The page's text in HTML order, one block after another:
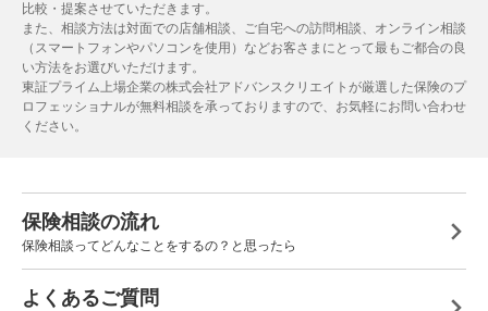
比較・提案させていただきます。
また、相談方法は対面での店舗相談、ご自宅への訪問相談、オンライン相談
（スマートフォンやパソコンを使用）などお客さまにとって最もご都合の良
い方法をお選びいただけます。
東証プライム上場企業の株式会社アドバンスクリエイトが厳選した保険のプ
ロフェッショナルが無料相談を承っておりますので、お気軽にお問い合わせ
ください。
保険相談の流れ
保険相談ってどんなことをするの？と思ったら
よくあるご質問